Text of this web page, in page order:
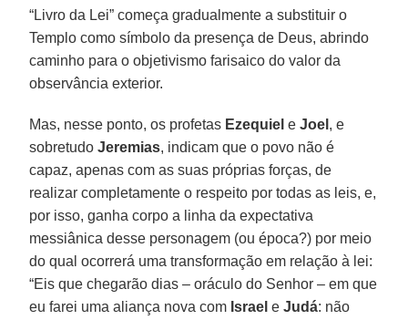
“Livro da Lei” começa gradualmente a substituir o
Templo como símbolo da presença de Deus, abrindo
caminho para o objetivismo farisaico do valor da
observância exterior.
Mas, nesse ponto, os profetas Ezequiel eJoel , e
sobretudoJeremias, indicam que o povo não é
capaz, apenas com as suas próprias forças, de
realizar completamente o respeito por todas as leis, e,
por isso, ganha corpo a linha da expectativa
messiânica desse personagem (ou época?) por meio
do qual ocorrerá uma transformação em relação à lei:
“Eis que chegarão dias – oráculo do Senhor – em que
eu farei uma aliança nova com Israel eJudá: não